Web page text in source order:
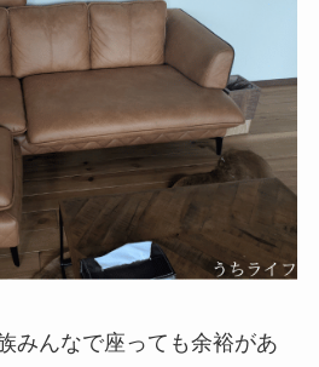
みんなで座っても余裕があ